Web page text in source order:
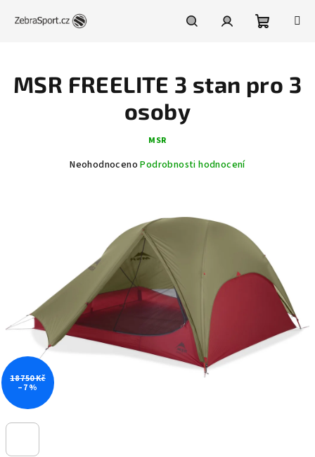
košík
MSR FREELITE 3 stan pro 3
osoby
MSR
Průměrné
hvězdiček.
Neohodnoceno Podrobnosti hodnocení
18 750 Kč
–7 %